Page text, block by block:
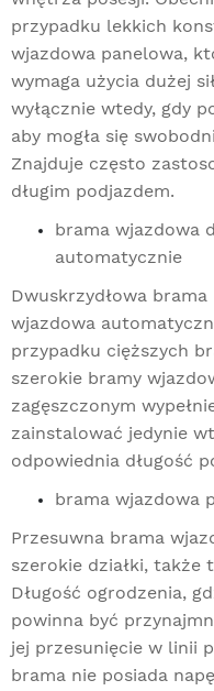
przypadku lekkich
wjazdowa panelowa,
wymaga użycia dużej
wyłącznie wtedy, gdy
aby mogła się
Znajduje często
długim podjazdem.
brama wjazdowa
automatycznie
Dwuskrzydłowa brama
wjazdowa
przypadku cięższych
szerokie bramy
zagęszczonym
zainstalować jedynie
odpowiednia długość
brama wjazdowa
Przesuwna brama
szerokie działki, także
Długość ogrodzenia,
powinna być
jej przesunięcie w linii
brama nie posiada